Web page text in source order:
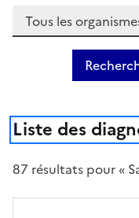
Liste des
87 résultats pour «